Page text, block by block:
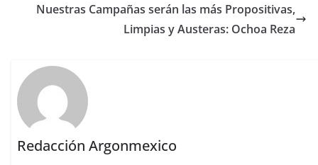
Nuestras Campañas serán las más Propositivas,
Limpias y Austeras: Ochoa Reza
Redacción Argonmexico